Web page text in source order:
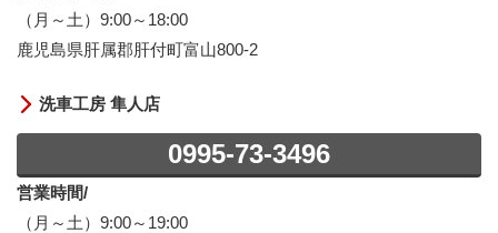
（月～土）9:00～18:00
鹿児島県肝属郡肝付町富山800-2
洗車工房 隼人店
0995-73-3496
営業時間/
（月～土）9:00～19:00